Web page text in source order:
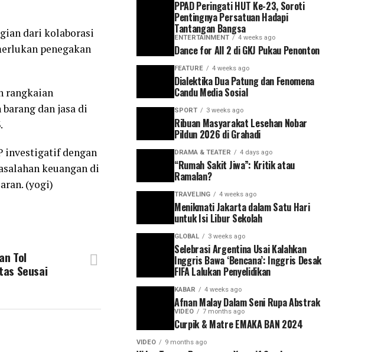
dari kolaborasi
penegakan
rangkaian
dan jasa di
investigatif dengan
keuangan di
(yogi)
Tol
Seusai
PPAD Peringati HUT Ke-23, Soroti
Pentingnya Persatuan Hadapi
Tantangan Bangsa
ENTERTAINMENT 4 weeks ago
Dance for All 2 di GKJ Pukau Penonton
FEATURE 4 weeks ago
Dialektika Dua Patung dan Fenomena
Candu Media Sosial
SPORT 3 weeks ago
Ribuan Masyarakat Lesehan Nobar
Pildun 2026 di Grahadi
DRAMA & TEATER 4 days ago
“Rumah Sakit Jiwa”: Kritik atau
Ramalan?
TRAVELING 4 weeks ago
Menikmati Jakarta dalam Satu Hari
untuk Isi Libur Sekolah
GLOBAL 3 weeks ago
Selebrasi Argentina Usai Kalahkan
Inggris Bawa ‘Bencana’: Inggris Desak
FIFA Lalukan Penyelidikan
KABAR 4 weeks ago
Afnan Malay Dalam Seni Rupa Abstrak
VIDEO 7 months ago
Curpik & Matre EMAKA BAN 2024
VIDEO 9 months ago